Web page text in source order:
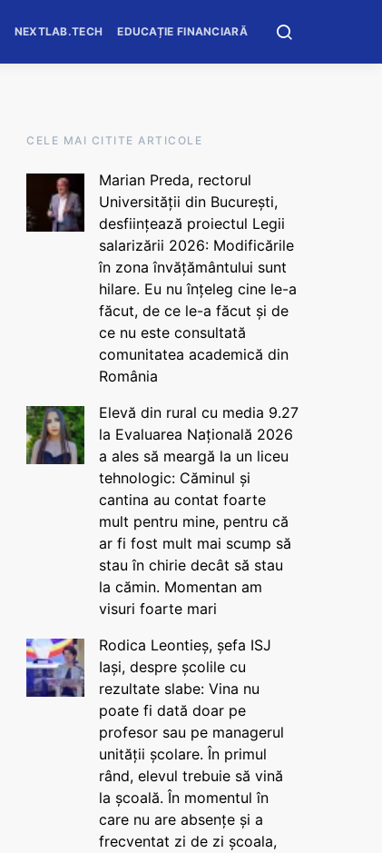
NEXTLAB.TECH EDUCAȚIE FINANCIARĂ
CELE MAI CITITE ARTICOLE
Marian Preda, rectorul
Universității din București,
desființează proiectul Legii
salarizării 2026: Modificările
în zona învățământului sunt
hilare. Eu nu înțeleg cine le-a
făcut, de ce le-a făcut și de
ce nu este consultată
comunitatea academică din
România
Elevă din rural cu media 9.27
la Evaluarea Națională 2026
a ales să meargă la un liceu
tehnologic: Căminul și
cantina au contat foarte
mult pentru mine, pentru că
ar fi fost mult mai scump să
stau în chirie decât să stau
la cămin. Momentan am
visuri foarte mari
Rodica Leontieș, șefa ISJ
Iași, despre școlile cu
rezultate slabe: Vina nu
poate fi dată doar pe
profesor sau pe managerul
unității școlare. În primul
rând, elevul trebuie să vină
la școală. În momentul în
care nu are absențe și a
frecventat zi de zi școala,